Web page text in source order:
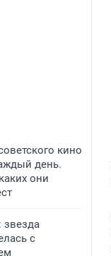
кино
день.
они
звезда
с